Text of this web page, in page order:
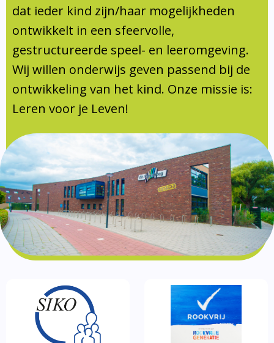
Schoolvakanties
Ouderraad
Medezeggenschapsraad
Documentatie
Formulieren
SIKO
Samenwerkingen
dat ieder kind zijn/haar mogelijkheden
ontwikkelt in een sfeervolle,
gestructureerde speel- en leeromgeving.
Wij willen onderwijs geven passend bij de
ontwikkeling van het kind. Onze missie is:
Leren voor je Leven!